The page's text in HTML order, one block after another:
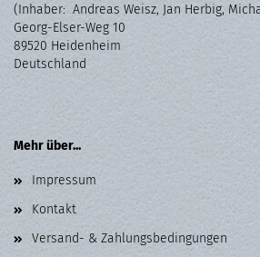
(Inhaber: Andreas Weisz, Jan Herbig,
Georg-Elser-Weg 10
89520 Heidenheim
Deutschland
Mehr über...
Impressum
Kontakt
Versand- & Zahlungsbedingungen